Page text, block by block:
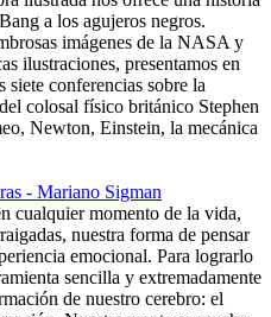
a los agujeros negros.
imágenes de la NASA y
ilustraciones, presentamos en
siete conferencias sobre la
colosal físico británico Stephen
Newton, Einstein, la mecánica
- Mariano Sigman
cualquier momento de la vida,
nuestra forma de pensar
emocional. Para lograrlo
sencilla y extremadamente
de nuestro cerebro: el